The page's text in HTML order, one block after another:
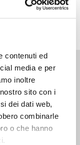
contenuti ed
media e per
inoltre
sito con i
dei dati web,
combinarle
o che hanno